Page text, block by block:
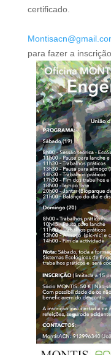
certificado.
para fazer a